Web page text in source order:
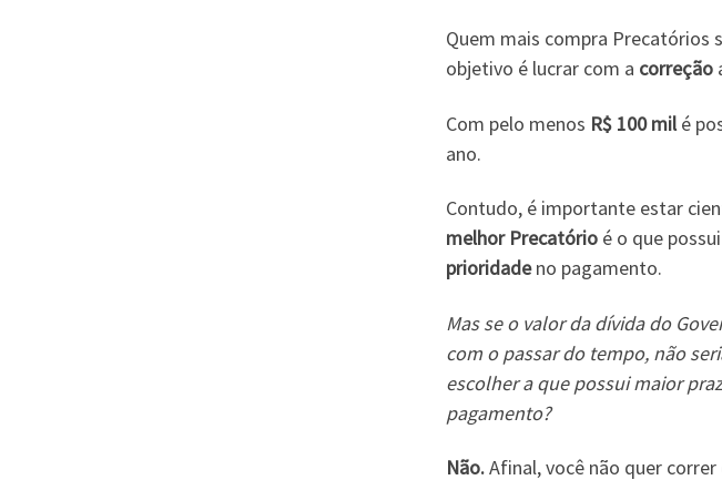
Quem mais compra Precatórios
objetivo é lucrar com a correção
Com pelo menos R$ 100 milé
ano.
Contudo, é importante estar
melhor Precatório é o que possui
prioridadeno pagamento.
Mas se o valor da dívida do
com o passar do tempo, não
escolher a que possui maior
pagamento?
Não.Afinal, você não quer